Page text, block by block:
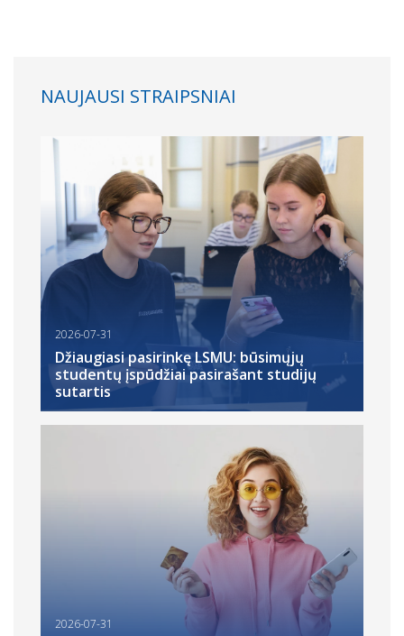
NAUJAUSI STRAIPSNIAI
2026-07-31
Džiaugiasi pasirinkę LSMU: būsimųjų
studentų įspūdžiai pasirašant studijų
sutartis
2026-07-31